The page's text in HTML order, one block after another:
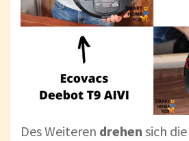
Des Weiteren drehen sich die